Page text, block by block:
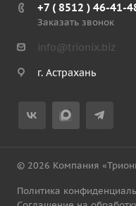
+7 ( 8512 ) 46-41-
Заказать звонок
info@trionix.biz
г. Астрахань
© 2026 Компания
Политика